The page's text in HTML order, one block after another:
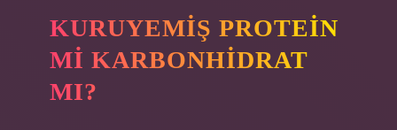
KURUYEMIŞ PROTEIN
MI KARBONHIDRAT
MI?